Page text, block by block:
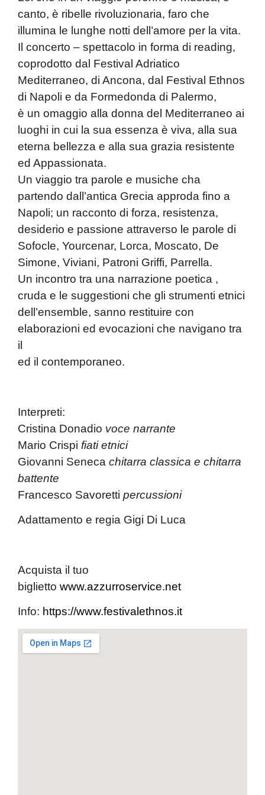
canto, è ribelle rivoluzionaria, faro che
illumina le lunghe notti dell’amore per la vita.
Il concerto – spettacolo in forma di reading,
coprodotto dal Festival Adriatico
Mediterraneo, di Ancona, dal Festival Ethnos
di Napoli e da Formedonda di Palermo,
è un omaggio alla donna del Mediterraneo ai
luoghi in cui la sua essenza è viva, alla sua
eterna bellezza e alla sua grazia resistente
ed Appassionata.
Un viaggio tra parole e musiche cha
partendo dall’antica Grecia approda fino a
Napoli; un racconto di forza, resistenza,
desiderio e passione attraverso le parole di
Sofocle, Yourcenar, Lorca, Moscato, De
Simone, Viviani, Patroni Griffi, Parrella.
Un incontro tra una narrazione poetica ,
cruda e le suggestioni che gli strumenti etnici
dell’ensemble, sanno restituire con
elaborazioni ed evocazioni che navigano tra
il
ed il contemporaneo.
Interpreti:
Cristina Donadio voce narrante
Mario Crispi fiati etnici
Giovanni Seneca chitarra classica e chitarra
battente
Francesco Savoretti percussioni
Adattamento e regia Gigi Di Luca
Acquista il tuo
biglietto www.azzurroservice.net
Info: https://www.festivalethnos.it